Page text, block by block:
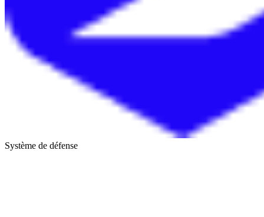
Système de défense